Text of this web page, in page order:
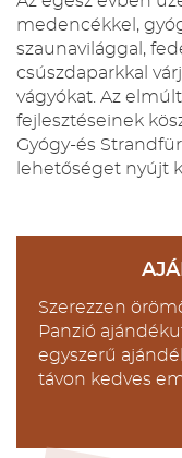
medencékkel,
szaunavilággal,
csúszdaparkkal
vágyókat. Az
fejlesztéseinek
Gyógy-és
lehetőséget nyújt
Szerezzen
Panzió
egyszerű
távon kedves